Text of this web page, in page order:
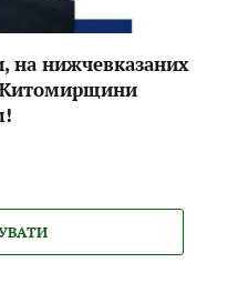
на нижчевказаних
Житомирщини